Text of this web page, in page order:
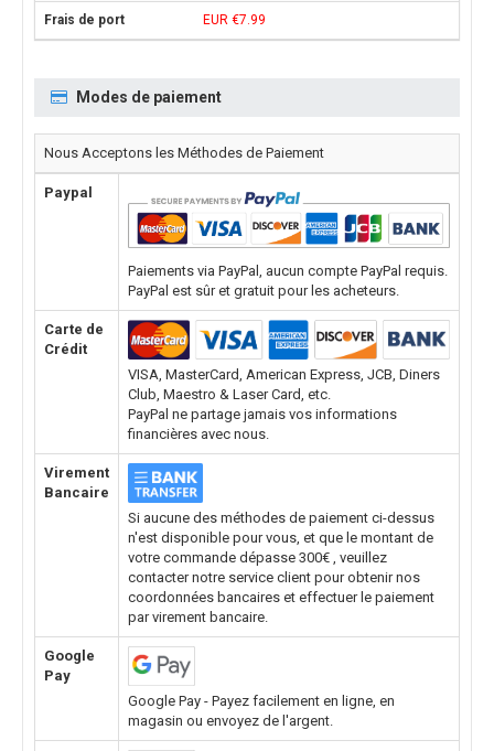
EUR €7.99
Modes de paiement
Nous Acceptons les Méthodes de Paiement
Paypal
Paiements via PayPal, aucun compte PayPal requis.
PayPal est sûr et gratuit pour les acheteurs.
Carte de
Crédit
VISA, MasterCard, American Express, JCB, Diners
Club, Maestro & Laser Card, etc.
PayPal ne partage jamais vos informations
financières avec nous.
Virement
Bancaire
Si aucune des méthodes de paiement ci-dessus
n'est disponible pour vous, et que le montant de
votre commande dépasse 300€ , veuillez
contacter notre service client pour obtenir nos
coordonnées bancaires et effectuer le paiement
par virement bancaire.
Google
Pay
Google Pay - Payez facilement en ligne, en
magasin ou envoyez de l'argent.